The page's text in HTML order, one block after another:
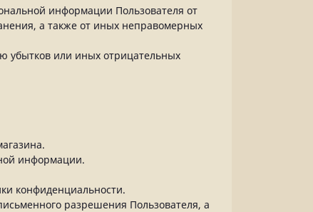
информации Пользователя от
а также от иных неправомерных
убытков или иных отрицательных
информации.
конфиденциальности.
разрешения Пользователя, а